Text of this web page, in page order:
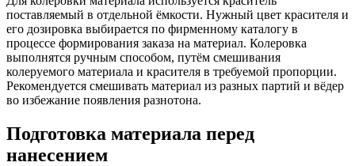
поставляемый в отдельной ёмкости. Нужный цвет красителя и
его дозировка выбирается по фирменному каталогу в
процессе формирования заказа на материал. Колеровка
выполнятся ручным способом, путём смешивания
колеруемого материала и красителя в требуемой пропорции.
Рекомендуется смешивать материал из разных партий и вёдер
во избежание появления разнотона.
Подготовка материала перед
нанесением